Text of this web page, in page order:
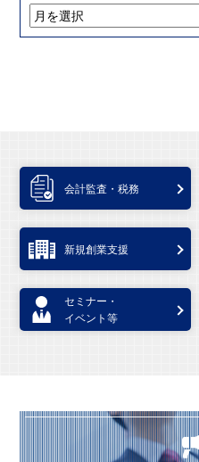
会計監査・税務
新規創業支援
セミナー・
イベント等